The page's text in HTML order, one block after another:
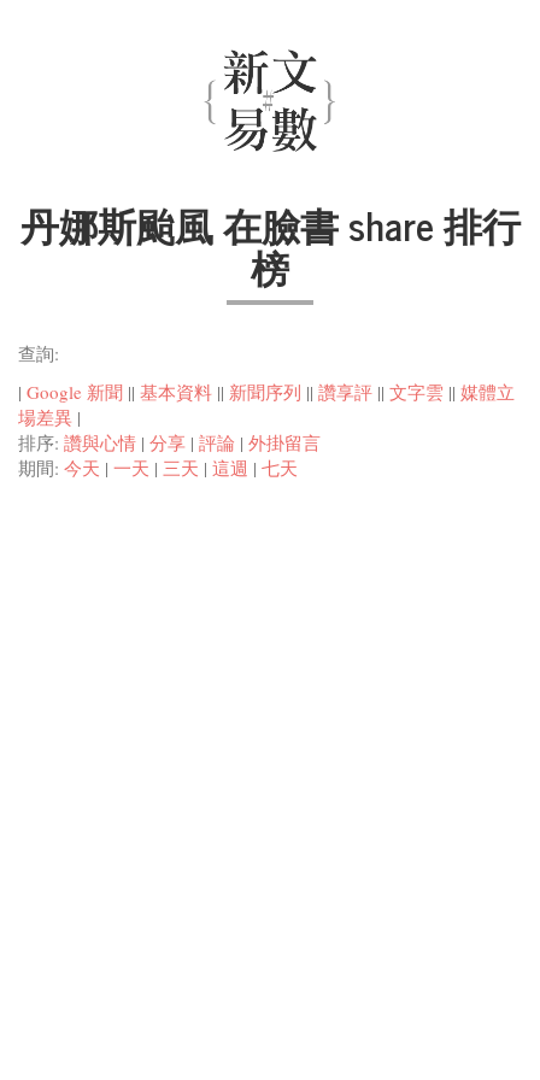
丹娜斯颱風 在臉書 share 排行
榜
查詢:
| Google 新聞 || 基本資料 || 新聞序列 || 讚享評 || 文字雲 || 媒體立
場差異 |
排序: 讚與心情 | 分享 | 評論 | 外掛留言
期間: 今天 | 一天 | 三天 | 這週 | 七天